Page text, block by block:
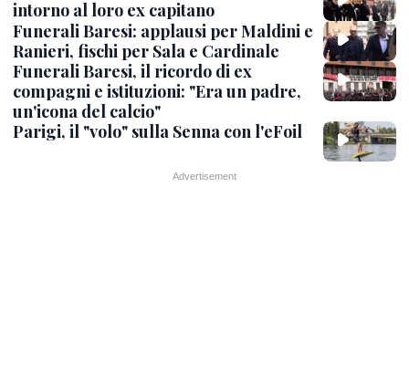
intorno al loro ex capitano
Funerali Baresi: applausi per Maldini e
Ranieri, fischi per Sala e Cardinale
Funerali Baresi, il ricordo di ex
compagni e istituzioni: "Era un padre,
un'icona del calcio"
Parigi, il "volo" sulla Senna con l'eFoil